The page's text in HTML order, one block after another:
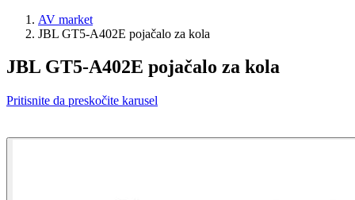
AV market
JBL GT5-A402E pojačalo za kola
JBL GT5-A402E pojačalo za kola
Pritisnite da preskočite karusel